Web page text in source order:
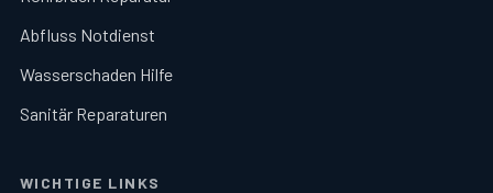
Abfluss Notdienst
Wasserschaden Hilfe
Sanitär Reparaturen
WICHTIGE LINKS